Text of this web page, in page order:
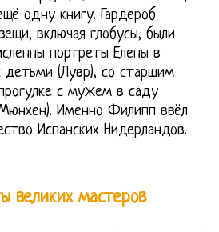
одну книгу. Гардероб
включая глобусы, были
портреты Елены в
детьми (Лувр), со старшим
с мужем в саду
Именно Филипп ввёл
Испанских Нидерландов.
великих мастеров